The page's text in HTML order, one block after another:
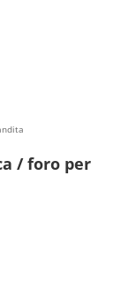
/ foro per